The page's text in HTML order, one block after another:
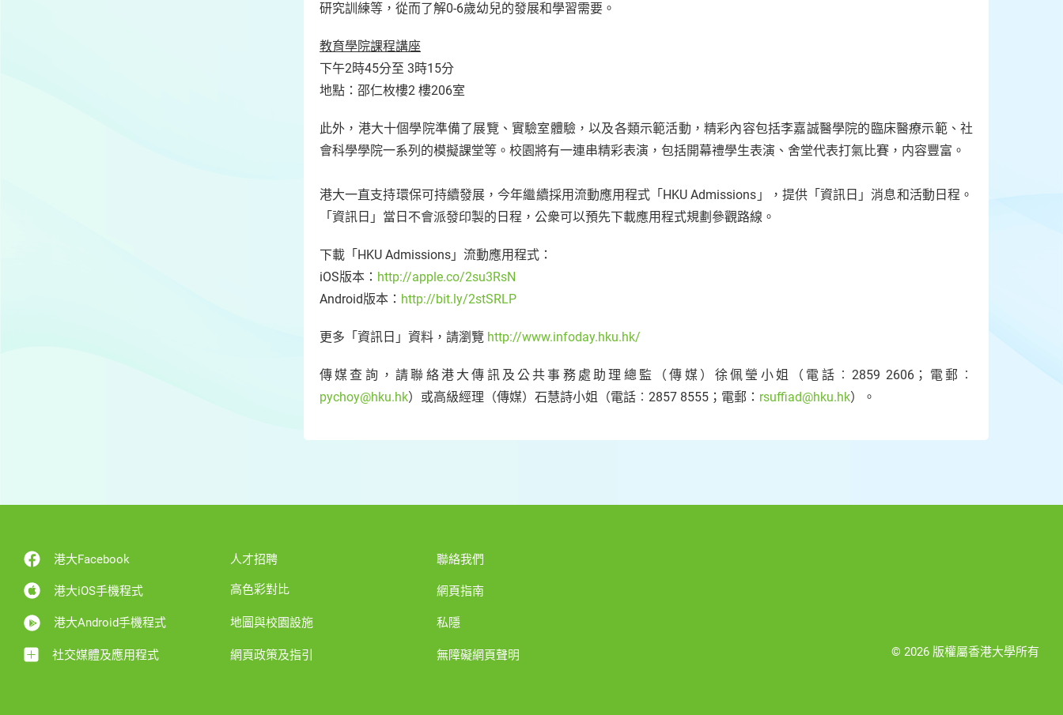
研究訓練等，從而了解0-6歲幼兒的發展和學習需要。
教育學院課程講座
下午2時45分至 3時15分
地點：邵仁枚樓2 樓206室
此外，港大十個學院準備了展覽、實驗室體驗，以及各類示範活動，精彩內容包括李嘉誠醫學院的臨床醫療示範、社
會科學學院一系列的模擬課堂等。校園將有一連串精彩表演，包括開幕禮學生表演、舍堂代表打氣比賽，内容豐富。
港大一直支持環保可持續發展，今年繼續採用流動應用程式「HKU Admissions」，提供「資訊日」消息和活動日程。
「資訊日」當日不會派發印製的日程，公衆可以預先下載應用程式規劃參觀路線。
下載「HKU Admissions」流動應用程式：
iOS版本： http://apple.co/2su3RsN
Android版本： http://bit.ly/2stSRLP
更多「資訊日」資料，請瀏覽 http://www.infoday.hku.hk/
傳媒查詢，請聯絡港大傳訊及公共事務處助理總監（傳媒）徐佩瑩小姐（電話︰2859 2606；電郵︰
pychoy@hku.hk）或高級經理（傳媒）石慧詩小姐（電話︰2857 8555；電郵： rsuffiad@hku.hk）。
港大Facebook
港大iOS手機程式
港大Android手機程式
社交媒體及應用程式
人才招聘
高色彩對比
地圖與校園設施
網頁政策及指引
聯絡我們
網頁指南
私隱
無障礙網頁聲明 © 2026 版權屬香港大學所有